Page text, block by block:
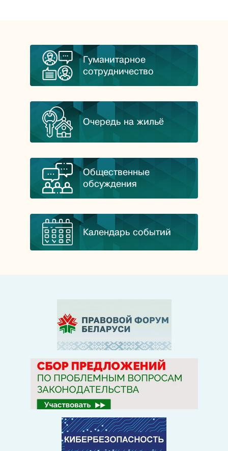
Гуманитарное
сотрудничество
Очередь на жильё
Общественные
обсуждения
Календарь событий